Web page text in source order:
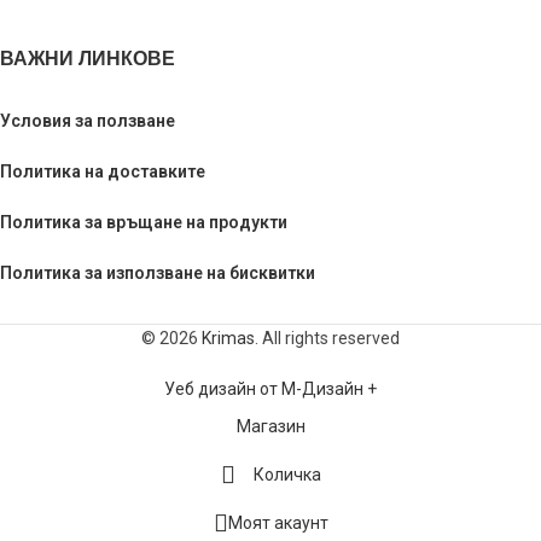
ВАЖНИ ЛИНКОВЕ
Условия за ползване
Политика на доставките
Политика за връщане на продукти
Политика за използване на бисквитки
© 2026 Krimas . All rights reserved
Уеб дизайн от М-Дизайн +
Магазин
Количка
Моят акаунт